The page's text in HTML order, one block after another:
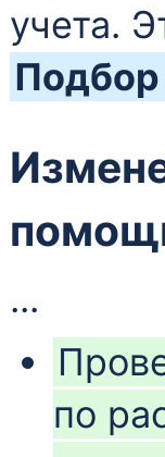
на зону хранения
в
заказа
изделия
учета.
Подбор
...
по